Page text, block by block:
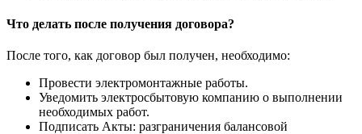
Что делать после получения договора?
После того, как договор был получен, необходимо:
Провести электромонтажные работы.
Уведомить электросбытовую компанию о выполнении
необходимых работ.
Подписать Акты: разграничения балансовой